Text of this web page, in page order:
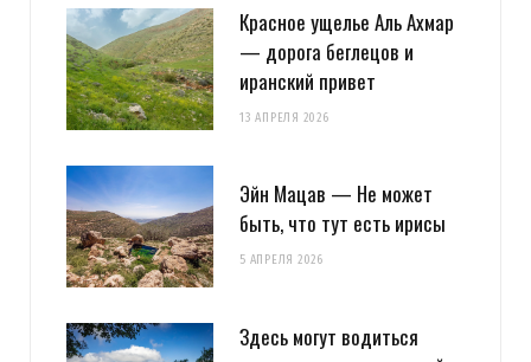
Красное ущелье Аль Ахмар
— дорога беглецов и
иранский привет
13 АПРЕЛЯ 2026
Эйн Мацав — Не может
быть, что тут есть ирисы
5 АПРЕЛЯ 2026
Здесь могут водиться